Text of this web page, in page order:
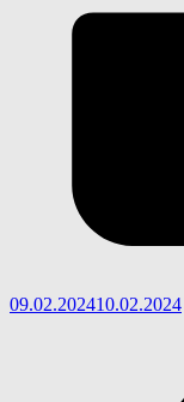
09.02.202410.02.2024